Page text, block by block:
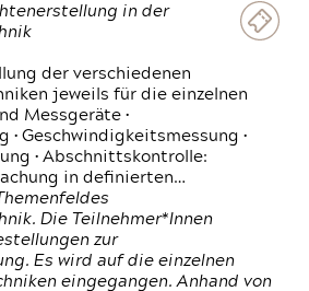
in der
der verschiedenen
jeweils für die einzelnen
Messgeräte •
• Geschwindigkeitsmessung •
• Abschnittskontrolle:
in definierten…
Die Teilnehmer*Innen
zur
Es wird auf die einzelnen
eingegangen. Anhand von